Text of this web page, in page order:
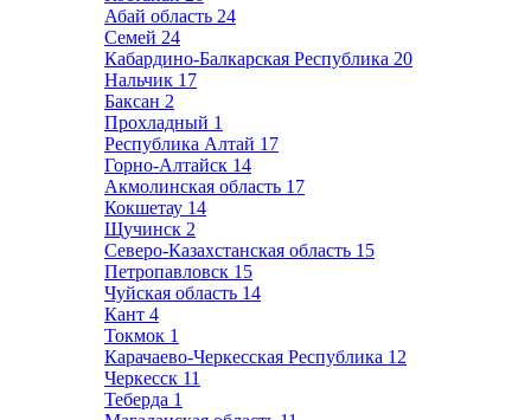
Абай область 24
Семей 24
Кабардино-Балкарская Республика 20
Нальчик 17
Баксан 2
Прохладный 1
Республика Алтай 17
Горно-Алтайск 14
Акмолинская область 17
Кокшетау 14
Щучинск 2
Северо-Казахстанская область 15
Петропавловск 15
Чуйская область 14
Кант 4
Токмок 1
Карачаево-Черкесская Республика 12
Черкесск 11
Теберда 1